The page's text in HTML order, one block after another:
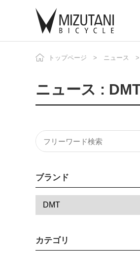
トップページ ニュース
ニュース :
ブランド
カテゴリ